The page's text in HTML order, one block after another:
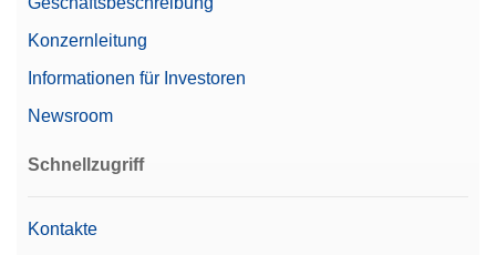
Konzernleitung
Informationen für Investoren
Newsroom
Schnellzugriff
Kontakte